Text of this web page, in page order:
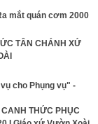
mắt quán cơm 2000
TÂN CHÁNH XỨ
cho Phụng vụ" -
THỨC PHỤC